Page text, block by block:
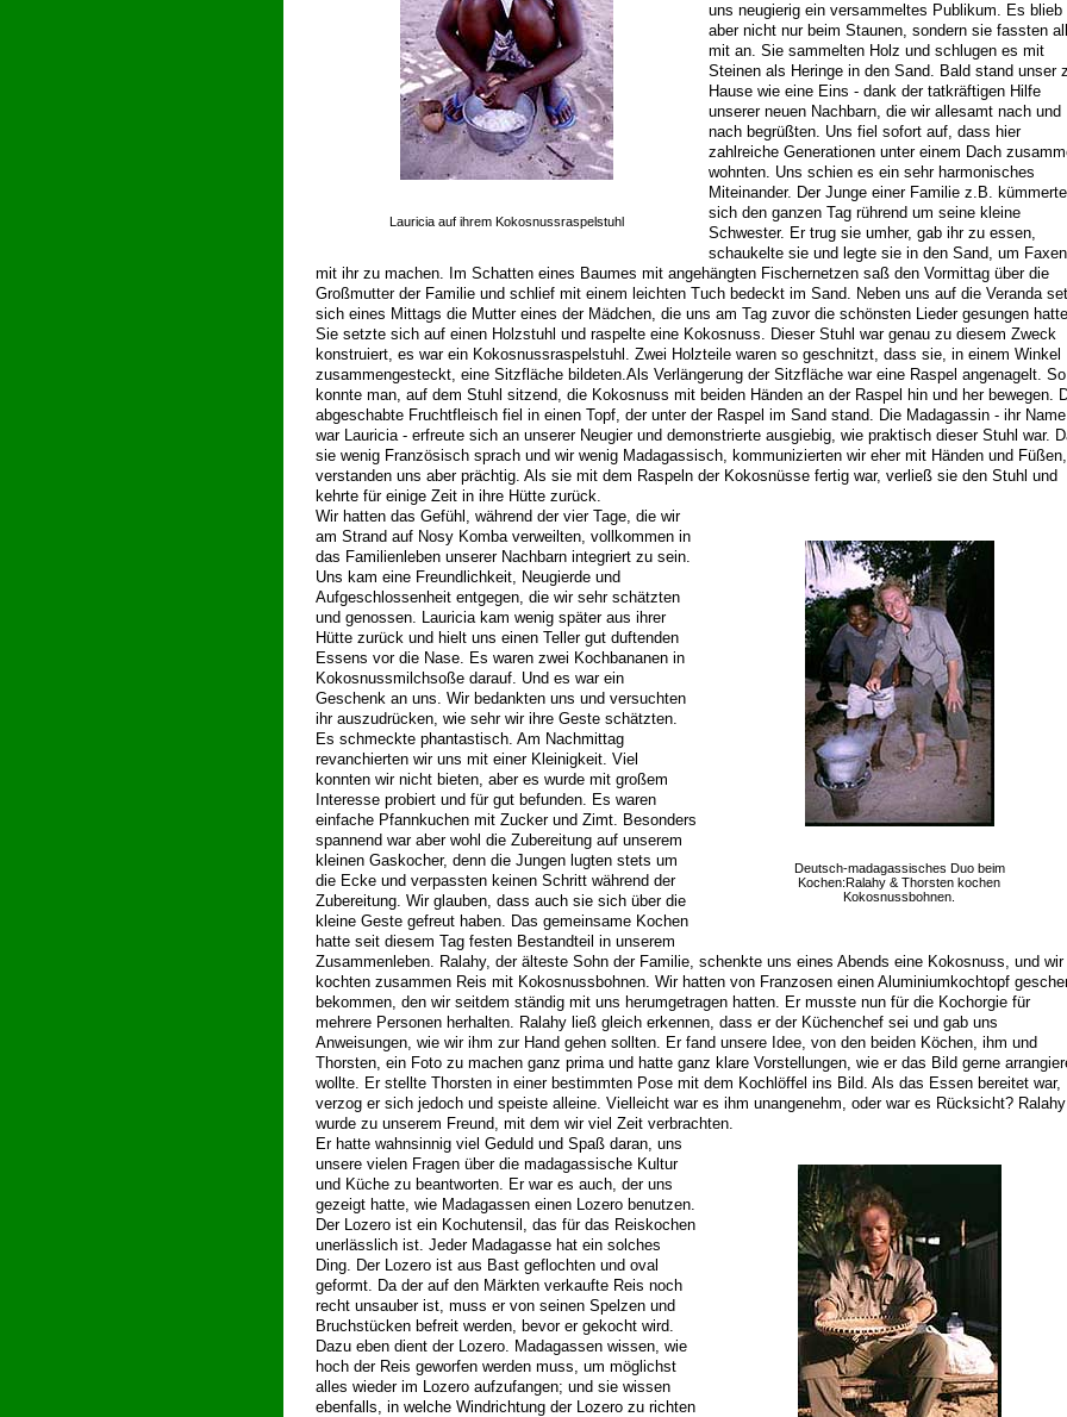
Lauricia auf ihrem Kokosnussraspelstuhl
uns neugierig ein versammeltes Publikum. Es blieb
aber nicht nur beim Staunen, sondern sie fassten
mit an. Sie sammelten Holz und schlugen es mit
Steinen als Heringe in den Sand. Bald stand unser
Hause wie eine Eins - dank der tatkräftigen Hilfe
unserer neuen Nachbarn, die wir allesamt nach und
nach begrüßten. Uns fiel sofort auf, dass hier
zahlreiche Generationen unter einem Dach
wohnten. Uns schien es ein sehr harmonisches
Miteinander. Der Junge einer Familie z.B. kümmerte
sich den ganzen Tag rührend um seine kleine
Schwester. Er trug sie umher, gab ihr zu essen,
schaukelte sie und legte sie in den Sand, um Faxen
mit ihr zu machen. Im Schatten eines Baumes mit angehängten Fischernetzen saß den Vormittag über die
Großmutter der Familie und schlief mit einem leichten Tuch bedeckt im Sand. Neben uns auf die Veranda
sich eines Mittags die Mutter eines der Mädchen, die uns am Tag zuvor die schönsten Lieder gesungen
Sie setzte sich auf einen Holzstuhl und raspelte eine Kokosnuss. Dieser Stuhl war genau zu diesem Zweck
konstruiert, es war ein Kokosnussraspelstuhl. Zwei Holzteile waren so geschnitzt, dass sie, in einem Winkel
zusammengesteckt, eine Sitzfläche bildeten.Als Verlängerung der Sitzfläche war eine Raspel angenagelt. So
konnte man, auf dem Stuhl sitzend, die Kokosnuss mit beiden Händen an der Raspel hin und her bewegen.
abgeschabte Fruchtfleisch fiel in einen Topf, der unter der Raspel im Sand stand. Die Madagassin - ihr Name
war Lauricia - erfreute sich an unserer Neugier und demonstrierte ausgiebig, wie praktisch dieser Stuhl war.
sie wenig Französisch sprach und wir wenig Madagassisch, kommunizierten wir eher mit Händen und Füßen,
verstanden uns aber prächtig. Als sie mit dem Raspeln der Kokosnüsse fertig war, verließ sie den Stuhl und
kehrte für einige Zeit in ihre Hütte zurück.
Wir hatten das Gefühl, während der vier Tage, die wir
am Strand auf Nosy Komba verweilten, vollkommen in
das Familienleben unserer Nachbarn integriert zu sein.
Uns kam eine Freundlichkeit, Neugierde und
Aufgeschlossenheit entgegen, die wir sehr schätzten
und genossen. Lauricia kam wenig später aus ihrer
Hütte zurück und hielt uns einen Teller gut duftenden
Essens vor die Nase. Es waren zwei Kochbananen in
Kokosnussmilchsoße darauf. Und es war ein
Geschenk an uns. Wir bedankten uns und versuchten
ihr auszudrücken, wie sehr wir ihre Geste schätzten.
Es schmeckte phantastisch. Am Nachmittag
revanchierten wir uns mit einer Kleinigkeit. Viel
konnten wir nicht bieten, aber es wurde mit großem
Interesse probiert und für gut befunden. Es waren
einfache Pfannkuchen mit Zucker und Zimt. Besonders
spannend war aber wohl die Zubereitung auf unserem
kleinen Gaskocher, denn die Jungen lugten stets um
die Ecke und verpassten keinen Schritt während der
Zubereitung. Wir glauben, dass auch sie sich über die
kleine Geste gefreut haben. Das gemeinsame Kochen
hatte seit diesem Tag festen Bestandteil in unserem
Deutsch-madagassisches Duo beim
Kochen:Ralahy & Thorsten kochen
Kokosnussbohnen.
Zusammenleben. Ralahy, der älteste Sohn der Familie, schenkte uns eines Abends eine Kokosnuss, und wir
kochten zusammen Reis mit Kokosnussbohnen. Wir hatten von Franzosen einen Aluminiumkochtopf
bekommen, den wir seitdem ständig mit uns herumgetragen hatten. Er musste nun für die Kochorgie für
mehrere Personen herhalten. Ralahy ließ gleich erkennen, dass er der Küchenchef sei und gab uns
Anweisungen, wie wir ihm zur Hand gehen sollten. Er fand unsere Idee, von den beiden Köchen, ihm und
Thorsten, ein Foto zu machen ganz prima und hatte ganz klare Vorstellungen, wie er das Bild gerne
wollte. Er stellte Thorsten in einer bestimmten Pose mit dem Kochlöffel ins Bild. Als das Essen bereitet war,
verzog er sich jedoch und speiste alleine. Vielleicht war es ihm unangenehm, oder war es Rücksicht? Ralahy
wurde zu unserem Freund, mit dem wir viel Zeit verbrachten.
Er hatte wahnsinnig viel Geduld und Spaß daran, uns
unsere vielen Fragen über die madagassische Kultur
und Küche zu beantworten. Er war es auch, der uns
gezeigt hatte, wie Madagassen einen Lozero benutzen.
Der Lozero ist ein Kochutensil, das für das Reiskochen
unerlässlich ist. Jeder Madagasse hat ein solches
Ding. Der Lozero ist aus Bast geflochten und oval
geformt. Da der auf den Märkten verkaufte Reis noch
recht unsauber ist, muss er von seinen Spelzen und
Bruchstücken befreit werden, bevor er gekocht wird.
Dazu eben dient der Lozero. Madagassen wissen, wie
hoch der Reis geworfen werden muss, um möglichst
alles wieder im Lozero aufzufangen; und sie wissen
ebenfalls, in welche Windrichtung der Lozero zu richten